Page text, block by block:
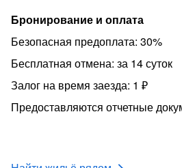
-Бесконтактное заселение!!!
-Спешите бронировать!
Выезд до 12.00.
Выезд до 12.00.
Бронирование и оплата
Безопасная предоплата: 30%
Бесплатная отмена: за 14 суток
Залог на время заезда: 1 ₽
Предоставляются отчетные